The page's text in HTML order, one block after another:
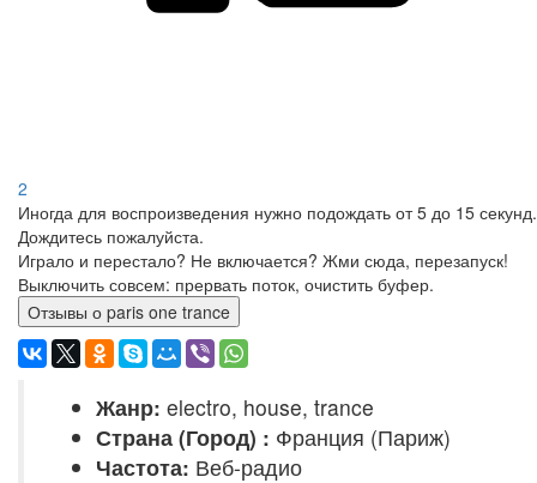
2
Иногда для воспроизведения нужно подождать от 5 до 15 секунд.
Дождитесь пожалуйста.
Играло и перестало? Не включается? Жми сюда, перезапуск!
Выключить совсем: прервать поток, очистить буфер.
Отзывы о paris one trance
Жанр: electro, house, trance
Страна (Город) : Франция (Париж)
Частота: Веб-радио